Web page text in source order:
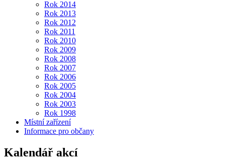
Rok 2014
Rok 2013
Rok 2012
Rok 2011
Rok 2010
Rok 2009
Rok 2008
Rok 2007
Rok 2006
Rok 2005
Rok 2004
Rok 2003
Rok 1998
Místní zařízení
Informace pro občany
Kalendář akcí